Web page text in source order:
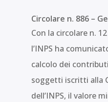
Circolare n. 886 –
Con la circolare n.
l’INPS ha
calcolo dei
soggetti iscritti alla
dell’INPS, il valore